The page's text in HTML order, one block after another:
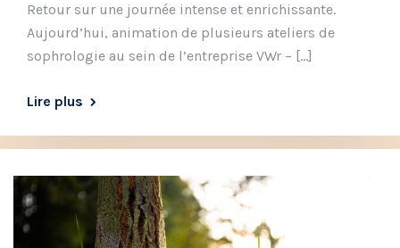
Retour sur une journée intense et enrichissante.
Aujourd’hui, animation de plusieurs ateliers de
sophrologie au sein de l’entreprise VWr – […]
Lire plus